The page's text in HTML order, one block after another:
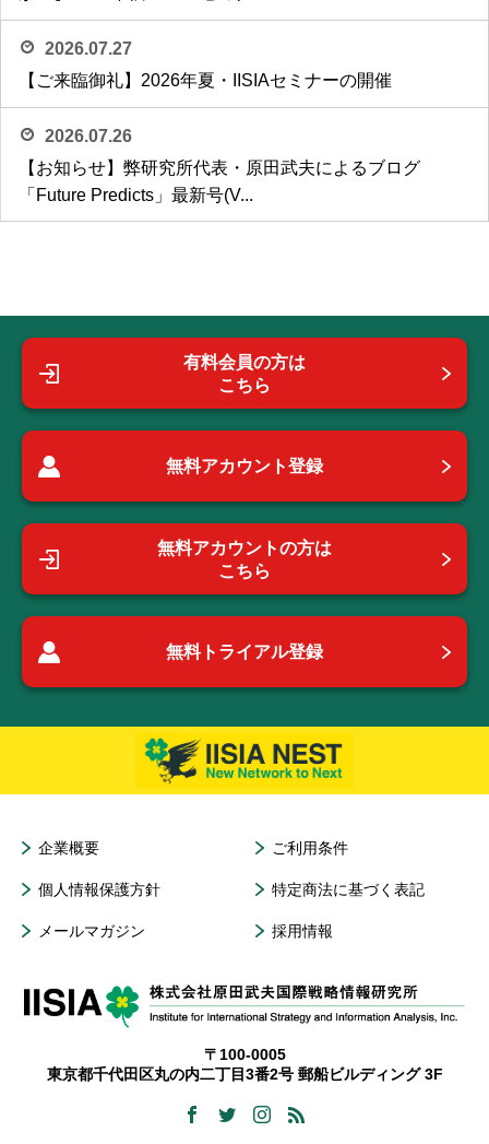
2026.07.27
【ご来臨御礼】2026年夏・IISIAセミナーの開催
2026.07.26
【お知らせ】弊研究所代表・原田武夫によるブログ
「Future Predicts」最新号(V...
有料会員の方は
こちら
無料アカウント登録
無料アカウントの方は
こちら
無料トライアル登録
企業概要 ご利用条件
個人情報保護方針 特定商法に基づく表記
メールマガジン 採用情報
〒100-0005
東京都千代田区丸の内二丁目3番2号 郵船ビルディング 3F